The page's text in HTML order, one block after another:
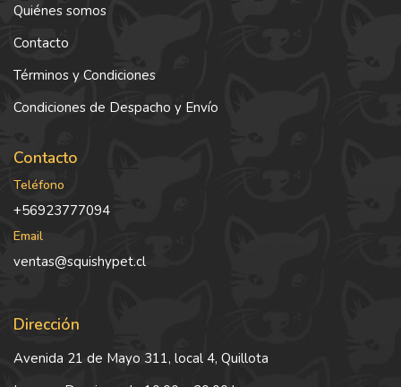
Quiénes somos
Contacto
Términos y Condiciones
Condiciones de Despacho y Envío
Contacto
Teléfono
+56923777094
Email
ventas@squishypet.cl
Dirección
Avenida 21 de Mayo 311, local 4, Quillota